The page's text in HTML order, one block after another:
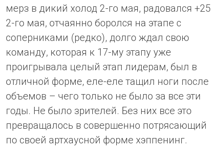
мерз в дикий холод 2-го мая, радовался +25
2-го мая, отчаянно боролся на этапе с
соперниками (редко), долго ждал свою
команду, которая к 17-му этапу уже
проигрывала целый этап лидерам, был в
отличной форме, еле-еле тащил ноги после
объемов – чего только не было за все эти
годы. Не было зрителей. Без них все это
превращалось в совершенно потрясающий
по своей артхаусной форме хэппенинг.